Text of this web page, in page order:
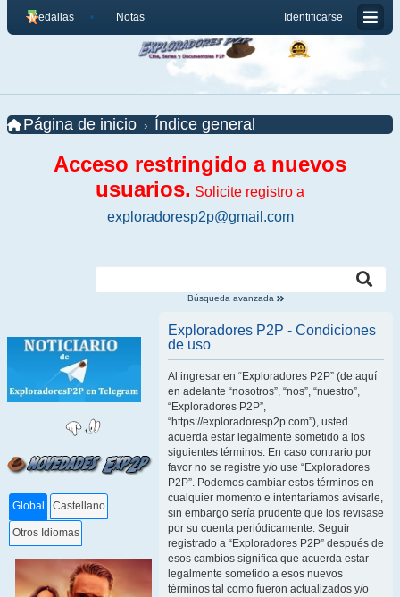
Identificarse
Medallas Notas
Página de inicio Índice general
Acceso restringido a nuevos
usuarios. Solicite registro a
exploradoresp2p@gmail.com
Búsqueda avanzada
Global Castellano
Otros Idiomas
Exploradores P2P - Condiciones
de uso
Al ingresar en “Exploradores P2P” (de aquí
en adelante “nosotros”, “nos”, “nuestro”,
“Exploradores P2P”,
“https://exploradoresp2p.com”), usted
acuerda estar legalmente sometido a los
siguientes términos. En caso contrario por
favor no se registre y/o use “Exploradores
P2P”. Podemos cambiar estos términos en
cualquier momento e intentaríamos avisarle,
sin embargo sería prudente que los revisase
por su cuenta periódicamente. Seguir
registrado a “Exploradores P2P” después de
esos cambios significa que acuerda estar
legalmente sometido a esos nuevos
términos tal como fueron actualizados y/o